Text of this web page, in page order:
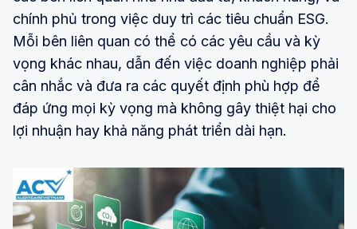
chính phủ trong việc duy trì các tiêu chuẩn ESG.
Mỗi bên liên quan có thể có các yêu cầu và kỳ
vọng khác nhau, dẫn đến việc doanh nghiệp phải
cân nhắc và đưa ra các quyết định phù hợp để
đáp ứng mọi kỳ vọng mà không gây thiệt hại cho
lợi nhuận hay khả năng phát triển dài hạn.